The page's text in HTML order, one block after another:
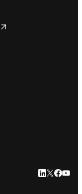
LinkedIn
Twitter